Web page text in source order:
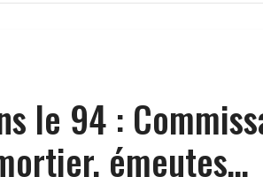
le 94 :
émeutes…